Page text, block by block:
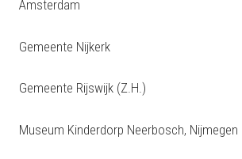
Amsterdam
Gemeente Nijkerk
Gemeente Rijswijk (Z.H.)
Museum Kinderdorp Neerbosch, Nijmegen